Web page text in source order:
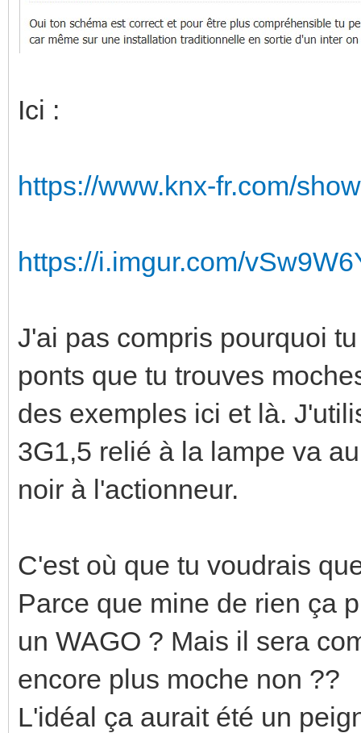
Ici :
https://www.knx-fr.com/
https://i.imgur.com/
J'ai pas compris pourquoi
ponts que tu trouves
des exemples ici et là.
3G1,5 relié à la lampe va
noir à l'actionneur.
C'est où que tu voudrais
Parce que mine de rien ça
un WAGO ? Mais il sera
encore plus moche non ??
L'idéal ça aurait été un